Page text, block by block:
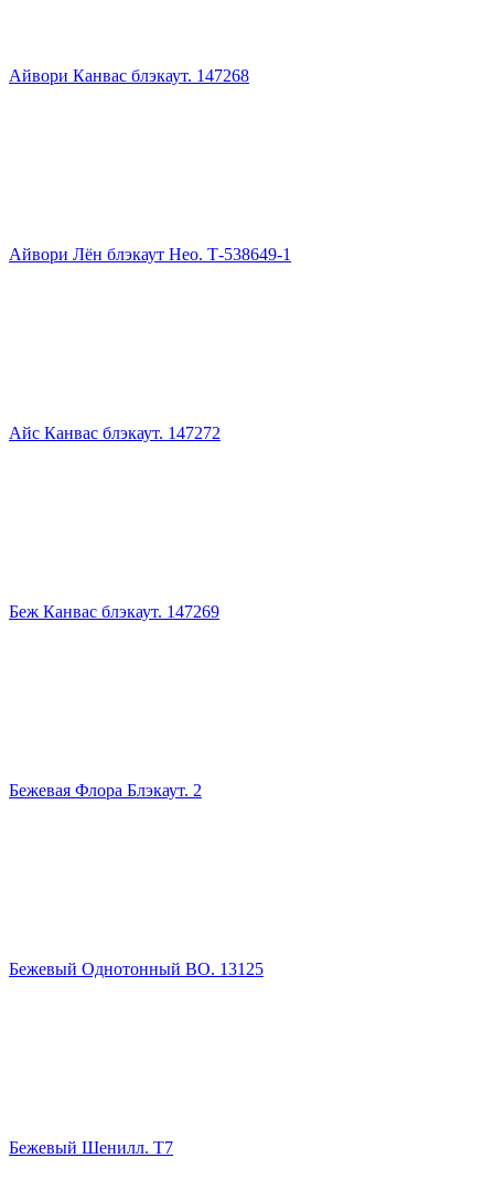
Айвори Канвас блэкаут. 147268
Айвори Лён блэкаут Нео. Т-538649-1
Айс Канвас блэкаут. 147272
Беж Канвас блэкаут. 147269
Бежевая Флора Блэкаут. 2
Бежевый Однотонный ВО. 13125
Бежевый Шенилл. Т7